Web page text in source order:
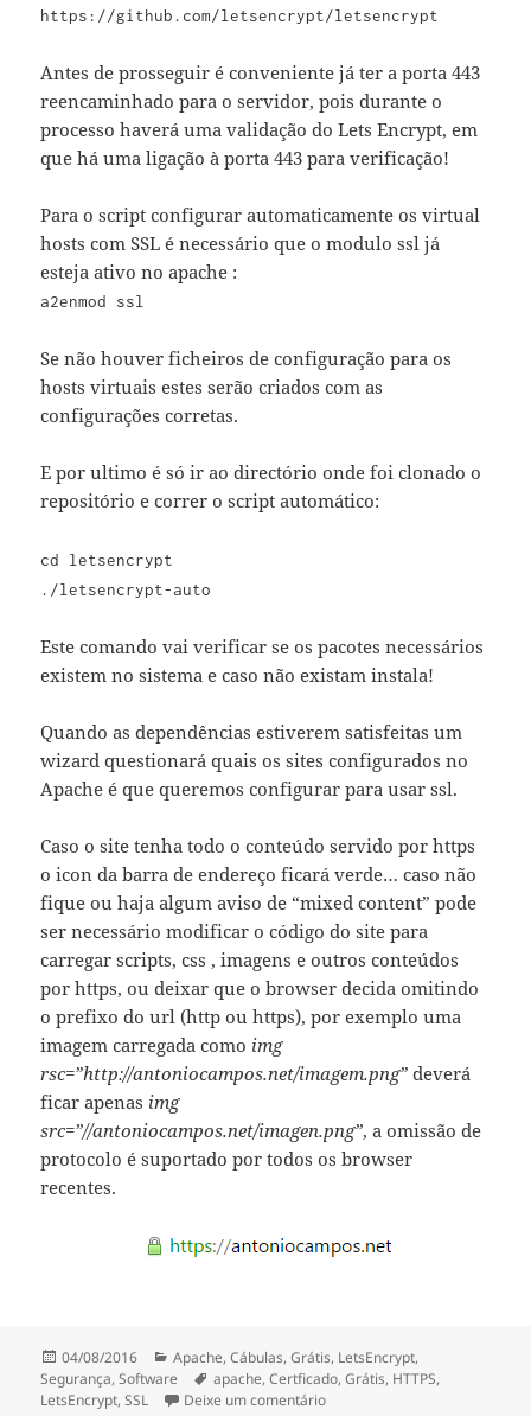
https://github.com/letsencrypt/letsencrypt
Antes de prosseguir é conveniente já ter a porta 443
reencaminhado para o servidor, pois durante o
processo haverá uma validação do Lets Encrypt, em
que há uma ligação à porta 443 para verificação!
Para o script configurar automaticamente os virtual
hosts com SSL é necessário que o modulo ssl já
esteja ativo no apache :
a2enmod ssl
Se não houver ficheiros de configuração para os
hosts virtuais estes serão criados com as
configurações corretas.
E por ultimo é só ir ao directório onde foi clonado o
repositório e correr o script automático:
cd letsencrypt
./letsencrypt-auto
Este comando vai verificar se os pacotes necessários
existem no sistema e caso não existam instala!
Quando as dependências estiverem satisfeitas um
wizard questionará quais os sites configurados no
Apache é que queremos configurar para usar ssl.
Caso o site tenha todo o conteúdo servido por https
o icon da barra de endereço ficará verde… caso não
fique ou haja algum aviso de “mixed content” pode
ser necessário modificar o código do site para
carregar scripts, css , imagens e outros conteúdos
por https, ou deixar que o browser decida omitindo
o prefixo do url (http ou https), por exemplo uma
imagem carregada como img
rsc=”http://antoniocampos.net/imagem.png” deverá
ficar apenas img
src=”//antoniocampos.net/imagen.png”, a omissão de
protocolo é suportado por todos os browser
recentes.
Publicado
a
04/08/2016 Categorias
Apache,Cábulas,Grátis, LetsEncrypt,
Segurança,Software Etiquetas
apache,Certficado,Grátis, HTTPS,
LetsEncrypt,SSL Deixe um comentáriosobre Apache Instalar